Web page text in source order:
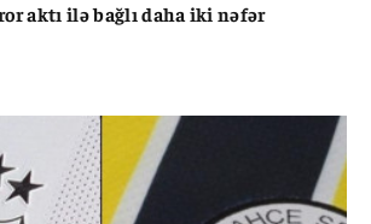
aktı ilə bağlı daha iki nəfər